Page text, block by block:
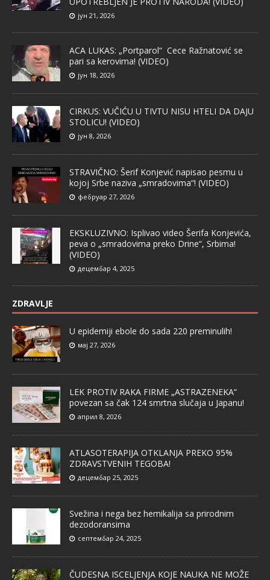
јун 21, 2026
ACA LUKAS: „Portparol“ Cece Ražnatović se
pari sa kerovima! (VIDEO)
јун 18, 2026
CIRKUS: VUČIĆU U TIVTU NISU HTELI DA DAJU
STOLICU! (VIDEO)
јун 8, 2026
STRAVIČNO: Šerif Konjević napisao pesmu u
kojoj Srbe naziva „smradovima“! (VIDEO)
фебруар 27, 2026
EKSKLUZIVNO: Isplivao video Šerifa Konjevića,
peva o „smradovima preko Drine“, Srbima!
(VIDEO)
децембар 4, 2025
ZDRAVLJE
U epidemiji ebole do sada 220 preminulih!
мај 27, 2026
LEK PROTIV RAKA FIRME „ASTRAZENEKA“
povezan sa čak 124 smrtna slučaja u Japanu!
април 8, 2026
ATLASOTERAPIJA OTKLANJA PREKO 95%
ZDRAVSTVENIH TEGOBA!
децембар 25, 2025
Svežina i nega bez hemikalija sa prirodnim
dezodoransima
септембар 24, 2025
ČUDESNA ISCELJENJA KOJE NAUKA NE MOŽE